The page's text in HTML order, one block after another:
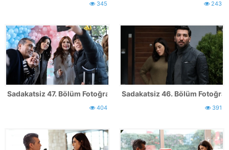
345 243
Sadakatsiz 47. Bölüm Fotoğrafları
404
Sadakatsiz 46. Bölüm
391